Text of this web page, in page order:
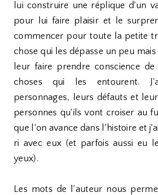
lui construire une réplique d'un
pour lui faire plaisir et le
commencer pour toute la petite
chose qui les dépasse un peu
leur faire prendre conscience
choses qui les entourent.
personnages, leurs défauts et
personnes qu'ils vont croiser au
que l'on avance dans l'histoire et
ri avec eux (et parfois aussi eu
yeux).
Les mots de l'auteur nous